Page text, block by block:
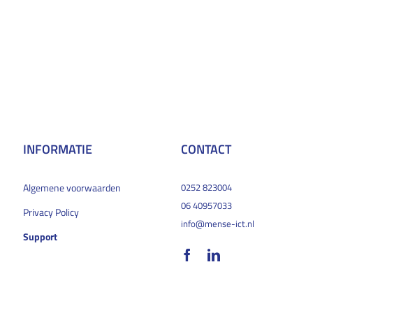
INFORMATIE
Algemene voorwaarden
Privacy Policy
Support
CONTACT
0252 823004
06 40957033
info@mense-ict.nl